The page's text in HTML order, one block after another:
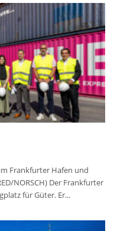
Frankfurter Hafen und
NORSCH) Der Frankfurter
für Güter. Er...